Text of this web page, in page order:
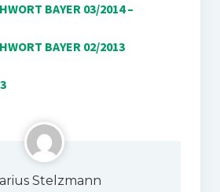
BAYER 03/2014 –
BAYER 02/2013
Stelzmann